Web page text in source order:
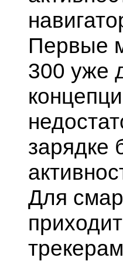
Первые
300 уже
зарядке
Для